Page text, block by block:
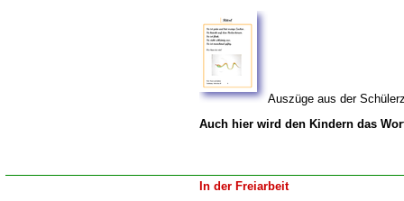
Auszüge aus der
Auch hier wird den Kindern das
In der Freiarbeit